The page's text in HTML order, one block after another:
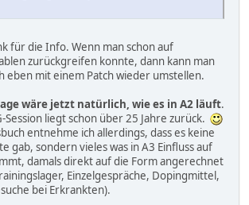
für die Info. Wenn man schon auf
zurückgreifen konnte, dann kann man
eben mit einem Patch wieder umstellen.
wäre jetzt natürlich, wie es in A2 läuft.
Session liegt schon über 25 Jahre zurück.
entnehme ich allerdings, dass es keine
gab, sondern vieles was in A3 Einfluss auf
damals direkt auf die Form angerechnet
Einzelgespräche, Dopingmittel,
bei Erkrankten).